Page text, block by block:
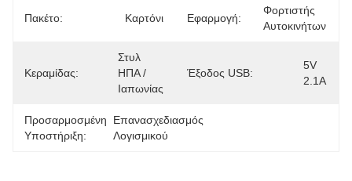
Πακέτο: Καρτόνι Εφαρμογή:
Φορτιστής
Αυτοκινήτων
Κεραμίδας:
Στυλ
ΗΠΑ /
Ιαπωνίας
Έξοδος USB:
5V
2.1A
Προσαρμοσμένη
Υποστήριξη:
Επανασχεδιασμός
Λογισμικού